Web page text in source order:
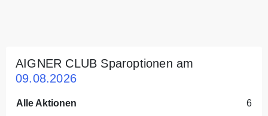
AIGNER CLUB Sparoptionen am
09.08.2026
Alle Aktionen
6